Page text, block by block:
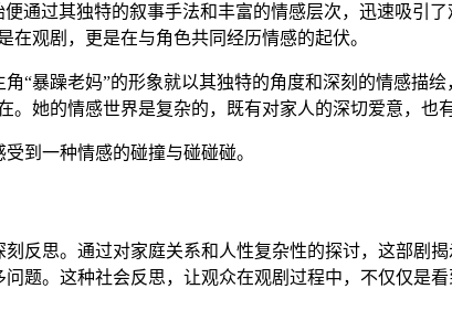
通过其独特的叙事手法和丰富的情感层次，迅速吸引
观剧，更是在与角色共同经历情感的起伏。
“暴躁老妈”的形象就以其独特的角度和深刻的情感描
她的情感世界是复杂的，既有对家人的深切爱意，也
到一种情感的碰撞与碰碰碰。
反思。通过对家庭关系和人性复杂性的探讨，这部剧
题。这种社会反思，让观众在观剧过程中，不仅仅是看